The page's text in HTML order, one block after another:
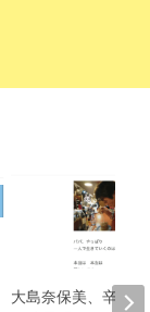
大島奈保美、辛い